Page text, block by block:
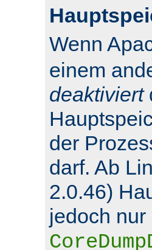
Wenn
einem
deaktiviert
der
darf. Ab
2.0.46)
jedoch